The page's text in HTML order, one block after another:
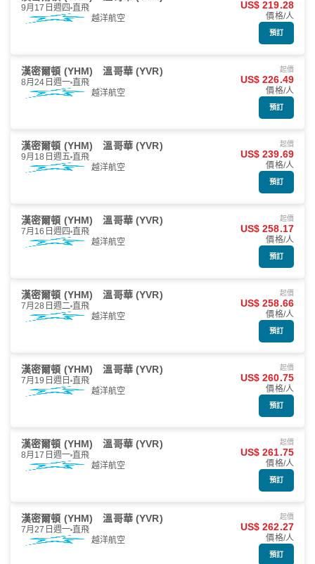
9月17日週四 直飛
越洋航空
US$ 219.28
價格/人
預訂
漢密爾頓 (YHM) 溫哥華 (YVR)
8月24日週一 直飛
越洋航空
起價
US$ 226.49
價格/人
預訂
漢密爾頓 (YHM) 溫哥華 (YVR)
9月18日週五 直飛
越洋航空
起價
US$ 239.69
價格/人
預訂
漢密爾頓 (YHM) 溫哥華 (YVR)
7月16日週四 直飛
越洋航空
起價
US$ 258.17
價格/人
預訂
漢密爾頓 (YHM) 溫哥華 (YVR)
7月28日週二 直飛
越洋航空
起價
US$ 258.66
價格/人
預訂
漢密爾頓 (YHM) 溫哥華 (YVR)
7月19日週日 直飛
越洋航空
起價
US$ 260.75
價格/人
預訂
漢密爾頓 (YHM) 溫哥華 (YVR)
8月17日週一 直飛
越洋航空
起價
US$ 261.75
價格/人
預訂
漢密爾頓 (YHM) 溫哥華 (YVR)
7月27日週一 直飛
越洋航空
起價
US$ 262.27
價格/人
預訂